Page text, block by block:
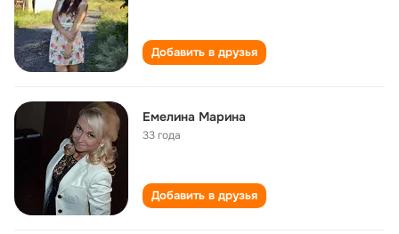
Добавить в друзья
Емелина Марина
33 года
Добавить в друзья